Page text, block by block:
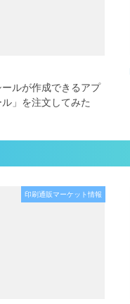
ルが作成できるアプ
」を注文してみた
印刷通販マーケット情報